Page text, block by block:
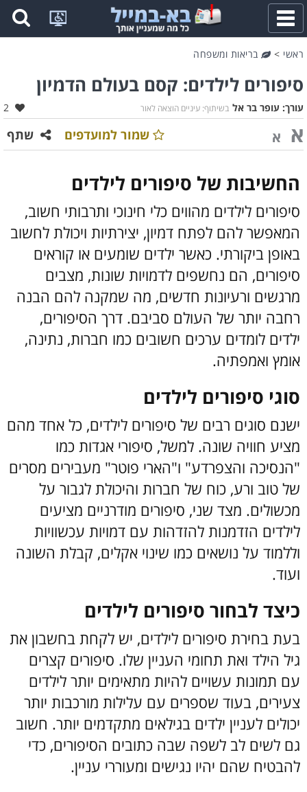
פתח
תפריט
ראשי > בריאות ומשפחה
סיפורים לילדים: קסם בעולם הדמיון
בשיתוף: עיניים הוצאה לאור עורך: עופר בר אל 2
א א שתף שמור למועדפים
החשיבות של סיפורים לילדים
סיפורים לילדים מהווים כלי חינוכי ותרבותי חשוב,
המאפשר להם לפתח דמיון, יצירתיות ויכולת לחשוב
באופן ביקורתי. כאשר ילדים שומעים או קוראים
סיפורים, הם נחשפים לדמויות שונות, מצבים
מרגשים ורעיונות חדשים, מה שמקנה להם הבנה
רחבה יותר של העולם סביבם. דרך הסיפורים,
ילדים לומדים ערכים חשובים כמו חברות, נתינה,
אומץ ואמפתיה.
סוגי סיפורים לילדים
ישנם סוגים רבים של סיפורים לילדים, כל אחד מהם
מציע חוויה שונה. למשל, סיפורי אגדות כמו
"הנסיכה והצפרדע" ו"הארי פוטר" מעבירים מסרים
של טוב ורע, כוח של חברות והיכולת לגבור על
מכשולים. מצד שני, סיפורים מודרניים מציעים
לילדים הזדמנות להזדהות עם דמויות עכשוויות
וללמוד על נושאים כמו שינוי אקלים, קבלת השונה
ועוד.
כיצד לבחור סיפורים לילדים
בעת בחירת סיפורים לילדים, יש לקחת בחשבון את
גיל הילד ואת תחומי העניין שלו. סיפורים קצרים
עם תמונות עשויים להיות מתאימים יותר לילדים
צעירים, בעוד שספרים עם עלילות מורכבות יותר
יכולים לעניין ילדים בגילאים מתקדמים יותר. חשוב
גם לשים לב לשפה שבה כתובים הסיפורים, כדי
להבטיח שהם יהיו נגישים ומעוררי עניין.